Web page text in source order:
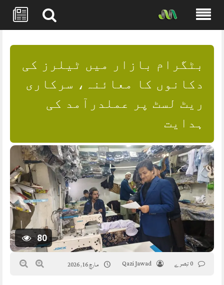
content
بٹگرام بازار میں ٹیلرز کی
دکانوں کا معائنہ، سرکاری
ریٹ لسٹ پر عملدرآمد کی
ہدایت
80
Qazi Jawad مارچ 16, 2026